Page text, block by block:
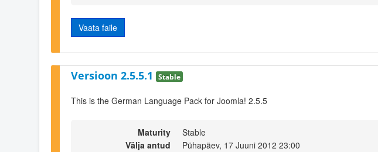
Vaata faile
Versioon 2.5.5.1 Stable
This is the German Language Pack for Joomla! 2.5.5
Maturity
Stable
Välja antud
Pühapäev, 17 Juuni 2012 23:00